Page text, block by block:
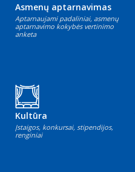
Asmenų aptarnavimas
Aptarnaujami padaliniai, asmenų
aptarnavimo kokybės vertinimo
anketa
Kultūra
Įstaigos, konkursai, stipendijos,
renginiai